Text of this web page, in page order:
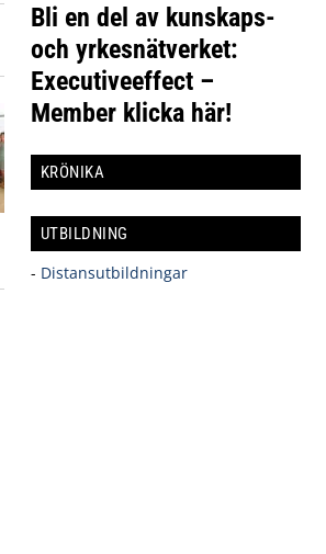
Bli en del av kunskaps-
och yrkesnätverket:
Executiveeffect –
Member klicka här!
KRÖNIKA
UTBILDNING
- Distansutbildningar